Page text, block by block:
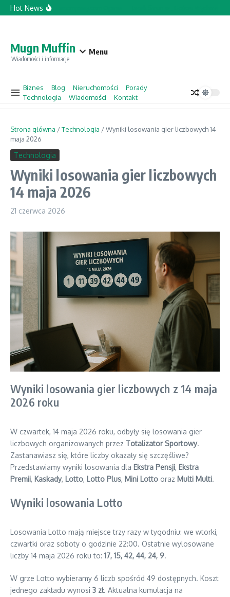
Przejdź do treści
Hot NewsTopforcecompany.com Opinie
Mugn Muffin
Wiadomości i informacje
Menu
Biznes Blog Nieruchomości
Porady
Technologia
Wiadomości Kontakt
Strona główna /Technologia /Wyniki losowania gier liczbowych 14
maja 2026
Technologia
Wyniki losowania gier liczbowych
14 maja 2026
21 czerwca 2026
Wyniki losowania gier liczbowych z 14 maja
2026 roku
W czwartek, 14 maja 2026 roku, odbyły się losowania gier
liczbowych organizowanych przez Totalizator Sportowy.
Zastanawiasz się, które liczby okazały się szczęśliwe?
Przedstawiamy wyniki losowania dla Ekstra Pensji, Ekstra
Premii, Kaskady, Lotto, Lotto Plus, Mini Lotto oraz Multi Multi.
Wyniki losowania Lotto
Losowania Lotto mają miejsce trzy razy w tygodniu: we wtorki,
czwartki oraz soboty o godzinie 22:00. Ostatnie wylosowane
liczby 14 maja 2026 roku to: 17, 15, 42, 44, 24, 9.
W grze Lotto wybieramy 6 liczb spośród 49 dostępnych. Koszt
jednego zakładu wynosi 3 zł. Aktualna kumulacja na